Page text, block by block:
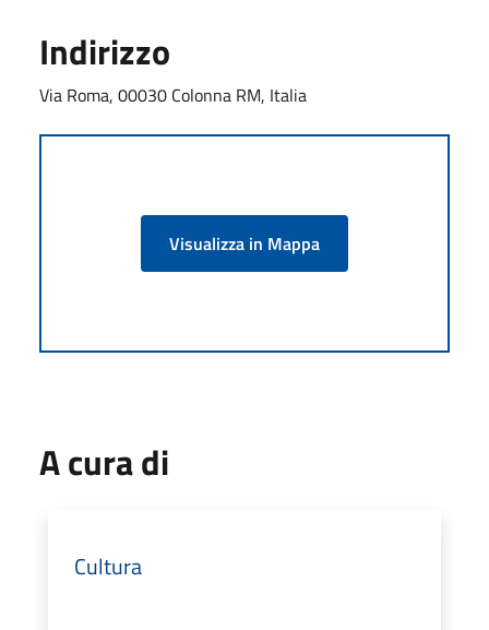
Indirizzo
Via Roma, 00030 Colonna RM, Italia
Visualizza in Mappa
A cura di
Cultura